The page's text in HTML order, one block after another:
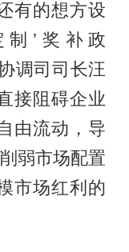
有的想方设
’奖补政
调司司长汪
接阻碍企业
由流动，导
弱市场配置
市场红利的